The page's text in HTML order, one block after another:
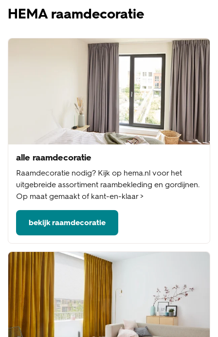
HEMA raamdecoratie
alle raamdecoratie
Raamdecoratie nodig? Kijk op hema.nl voor het
uitgebreide assortiment raambekleding en gordijnen.
Op maat gemaakt of kant-en-klaar >
bekijk raamdecoratie